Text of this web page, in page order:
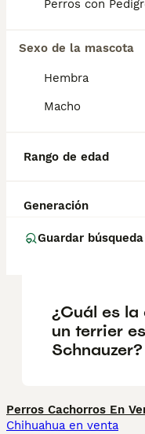
Perros con
Sexo de la mascota
Hembra
Macho
Rango de edad
Generación
Guardar búsqueda
¿Cuántos
¿Cuánto
¿Cuándo
schnauzer
¿Cuál es
un terrier
Schnauzer?
Perros Cachorros En
Chihuahua en venta